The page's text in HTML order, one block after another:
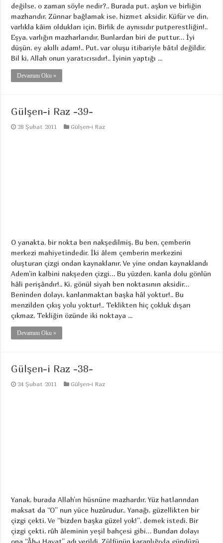
değilse, o zaman söyle nedir?.. Burada put, aşkın ve birliğin
mazharıdır, Zünnar bağlamak ise, hizmet aksidir. Küfür ve din,
varlıkla kâim oldukları için, Birlik de aynısıdır putperestliğin!..
Eşya, varlığın mazharlarıdır, Bunlardan biri de puttur… İyi
düşün, ey akıllı adam!.. Put, var oluşu itibariyle bâtıl değildir.
Bil ki, Allah onun yaratıcısıdır!.. İyinin yaptığı ...
Devamını Oku »
Gülşen-i Raz -39-
28 Şubat 2011 Gülşen-i Raz
O yanakta, bir nokta ben nakşedilmiş, Bu ben, çemberin
merkezi mahiyetindedir. İki âlem çemberin merkezini
oluşturan çizgi ondan kaynaklanır, Ve yine ondan kaynaklandı
Adem’in kalbini nakşeden çizgi… Bu yüzden, kanla dolu gönlün
hâli perişândır!.. Ki, gönül siyah ben noktasının aksidir…
Beninden dolayı, kanlanmaktan başka hâl yoktur!.. Bu
menzilden çıkış yolu yoktur!.. Teklikten hiç çokluk dışarı
çıkmaz, Tekliğin özünde iki noktaya ...
Devamını Oku »
Gülşen-i Raz -38-
24 Şubat 2011 Gülşen-i Raz
Yanak, burada Allah’ın hüsnüne mazhardır, Yüz hatlarından
maksat da “O” nun yüce huzûrudur.. Yanağı, güzellikten bir
çizgi çekti, Ve “bizden başka güzel yok!”, demek istedi. Bir
çizgi çekti, rûh âleminin yeşil bahçesi gibi… Bundan dolayı
ona “Âb-ı Hayat” adı verildi. Zülfünün karanlığıyla gündüzü